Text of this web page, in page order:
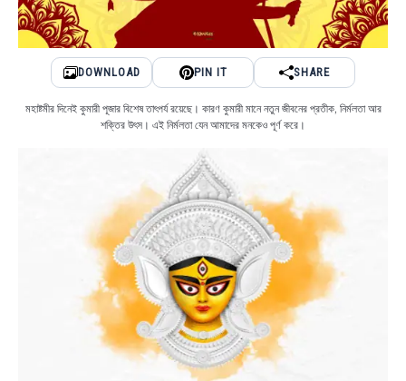
DOWNLOAD PIN IT SHARE
মহাষ্টমীর দিনেই কুমারী পূজার বিশেষ তাৎপর্য রয়েছে। কারণ কুমারী মানে নতুন জীবনের প্রতীক, নির্মলতা আর
শক্তির উৎস। এই নির্মলতা যেন আমাদের মনকেও পূর্ণ করে।